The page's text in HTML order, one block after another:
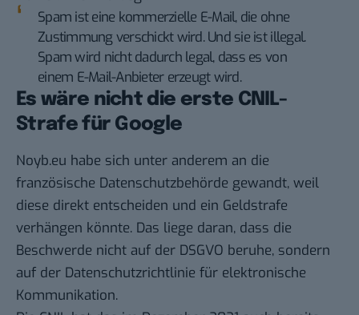
Spam ist eine kommerzielle E-Mail, die ohne
Zustimmung verschickt wird. Und sie ist illegal.
Spam wird nicht dadurch legal, dass es von
einem E-Mail-Anbieter erzeugt wird.
Es wäre nicht die erste CNIL-
Strafe für Google
Noyb.eu habe sich unter anderem an die
französische Datenschutzbehörde gewandt, weil
diese direkt entscheiden und ein Geldstrafe
verhängen könnte. Das liege daran, dass die
Beschwerde nicht auf der DSGVO beruhe, sondern
auf der Datenschutzrichtlinie für elektronische
Kommunikation.